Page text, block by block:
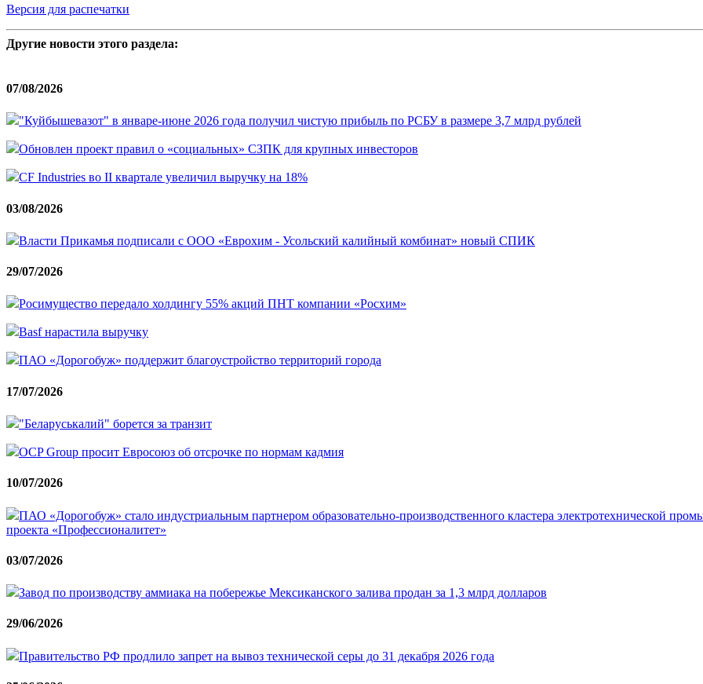
Версия для распечатки
Другие новости этого раздела:
07/08/2026
"Куйбышевазот" в январе-июне 2026 года получил чистую прибыль по РСБУ в размере 3,7 млрд рублей
Обновлен проект правил о «социальных» СЗПК для крупных инвесторов
CF Industries во II квартале увеличил выручку на 18%
03/08/2026
Власти Прикамья подписали с ООО «Еврохим - Усольский калийный комбинат» новый СПИК
29/07/2026
Росимущество передало холдингу 55% акций ПНТ компании «Росхим»
Basf нарастила выручку
ПАО «Дорогобуж» поддержит благоустройство территорий города
17/07/2026
"Беларуськалий" борется за транзит
OCP Group просит Евросоюз об отсрочке по нормам кадмия
10/07/2026
ПАО «Дорогобуж» стало индустриальным партнером образовательно-производственного кластера электротехнической
проекта «Профессионалитет»
03/07/2026
Завод по производству аммиака на побережье Мексиканского залива продан за 1,3 млрд долларов
29/06/2026
Правительство РФ продлило запрет на вывоз технической серы до 31 декабря 2026 года